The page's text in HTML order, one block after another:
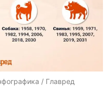
/ Главред